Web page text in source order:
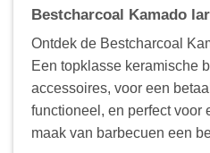
Bestcharcoal Kamado
Ontdek de Bestcharcoal
Een topklasse keramische
accessoires, voor een
functioneel, en perfect voor
maak van barbecuen een